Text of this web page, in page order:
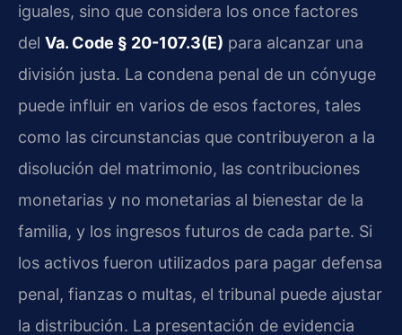
iguales, sino que considera los once factores
del Va. Code § 20-107.3(E) para alcanzar una
división justa. La condena penal de un cónyuge
puede influir en varios de esos factores, tales
como las circunstancias que contribuyeron a la
disolución del matrimonio, las contribuciones
monetarias y no monetarias al bienestar de la
familia, y los ingresos futuros de cada parte. Si
los activos fueron utilizados para pagar defensa
penal, fianzas o multas, el tribunal puede ajustar
la distribución. La presentación de evidencia